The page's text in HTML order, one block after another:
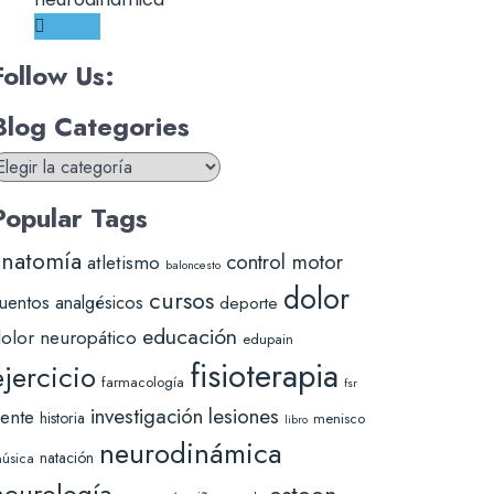
Us:
Categories
Categories
Tags
atletismo baloncesto control motor
analgésicos cursos deporte dolor
neuropático educación edupain
farmacología fisioterapia fsr
historia investigación lesiones libro menisco
natación neurodinámica